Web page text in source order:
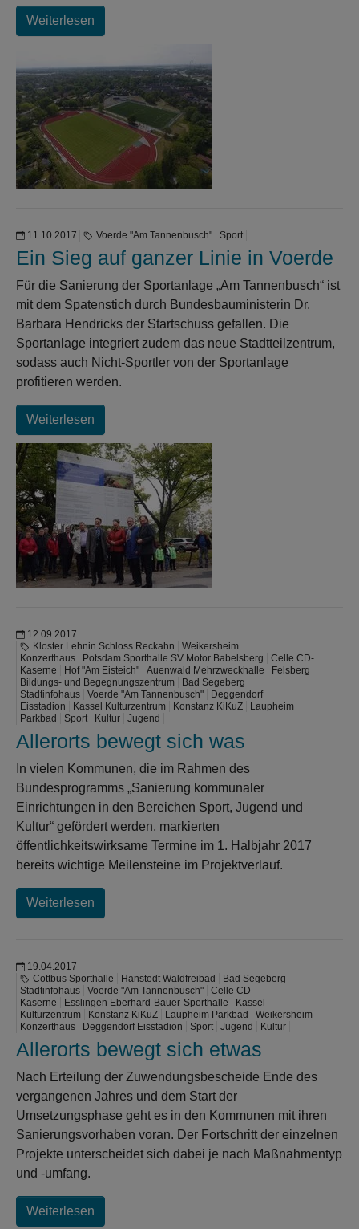
Weiterlesen
11.10.2017 Voerde "Am Tannenbusch" Sport
Ein Sieg auf ganzer Linie in Voerde
Für die Sanierung der Sportanlage „Am Tannenbusch“ ist
mit dem Spatenstich durch Bundesbauministerin Dr.
Barbara Hendricks der Startschuss gefallen. Die
Sportanlage integriert zudem das neue Stadtteilzentrum,
sodass auch Nicht-Sportler von der Sportanlage
profitieren werden.
Weiterlesen
12.09.2017
Kloster Lehnin Schloss Reckahn
Weikersheim
Konzerthaus
Potsdam Sporthalle SV Motor Babelsberg
Celle CD-
Kaserne
Hof "Am Eisteich" Auenwald Mehrzweckhalle
Felsberg
Bildungs- und Begegnungszentrum
Bad Segeberg
Stadtinfohaus
Voerde "Am Tannenbusch"
Deggendorf
Eisstadion
Kassel Kulturzentrum Konstanz KiKuZ
Laupheim
Parkbad
Sport Kultur Jugend
Allerorts bewegt sich was
In vielen Kommunen, die im Rahmen des
Bundesprogramms „Sanierung kommunaler
Einrichtungen in den Bereichen Sport, Jugend und
Kultur“ gefördert werden, markierten
öffentlichkeitswirksame Termine im 1. Halbjahr 2017
bereits wichtige Meilensteine im Projektverlauf.
Weiterlesen
19.04.2017
Cottbus Sporthalle
Hanstedt Waldfreibad
Bad Segeberg
Stadtinfohaus
Voerde "Am Tannenbusch"
Celle CD-
Kaserne
Esslingen Eberhard-Bauer-Sporthalle
Kassel
Kulturzentrum
Konstanz KiKuZ Laupheim Parkbad
Weikersheim
Konzerthaus
Deggendorf Eisstadion Sport Jugend Kultur
Allerorts bewegt sich etwas
Nach Erteilung der Zuwendungsbescheide Ende des
vergangenen Jahres und dem Start der
Umsetzungsphase geht es in den Kommunen mit ihren
Sanierungsvorhaben voran. Der Fortschritt der einzelnen
Projekte unterscheidet sich dabei je nach Maßnahmentyp
und -umfang.
Weiterlesen